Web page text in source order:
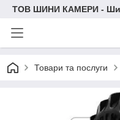
ТОВ ШИНИ КАМЕРИ -
Товари та послуги